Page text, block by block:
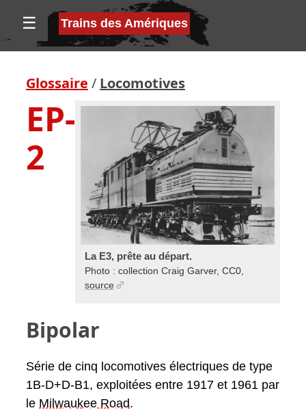
☰ Trains des Amériques
Glossaire / Locomotives
La E3, prête au départ.
Photo : collection Craig Garver, CC0,
source
EP-
2
Bipolar
Série de cinq locomotives électriques de type
1B-D+D-B1, exploitées entre 1917 et 1961 par
le Milwaukee Road.